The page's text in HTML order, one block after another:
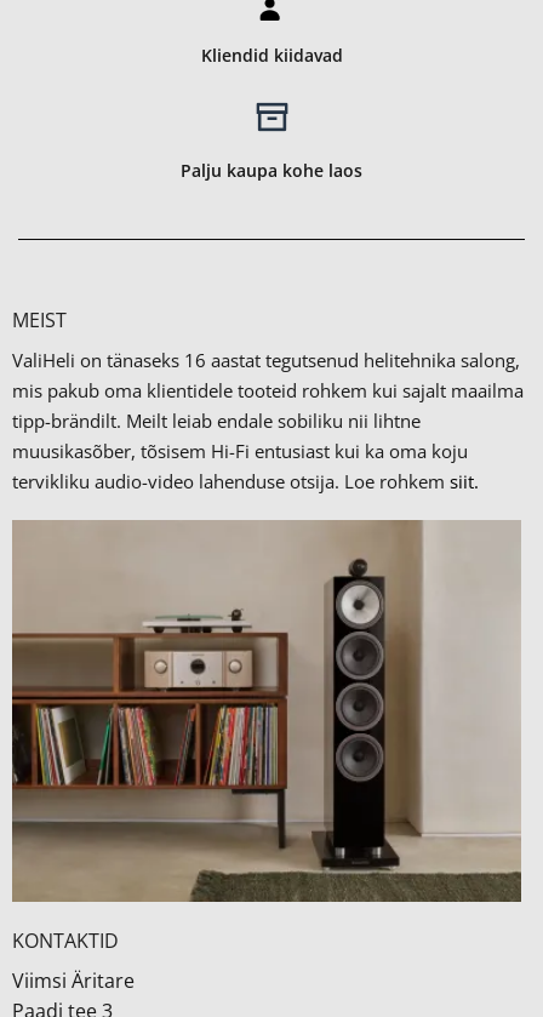
Kliendid kiidavad
Palju kaupa kohe laos
MEIST
ValiHeli on tänaseks 16 aastat tegutsenud helitehnika salong,
mis pakub oma klientidele tooteid rohkem kui sajalt maailma
tipp-brändilt. Meilt leiab endale sobiliku nii lihtne
muusikasõber, tõsisem Hi-Fi entusiast kui ka oma koju
tervikliku audio-video lahenduse otsija. Loe rohkem siit.
KONTAKTID
Viimsi Äritare
Paadi tee 3